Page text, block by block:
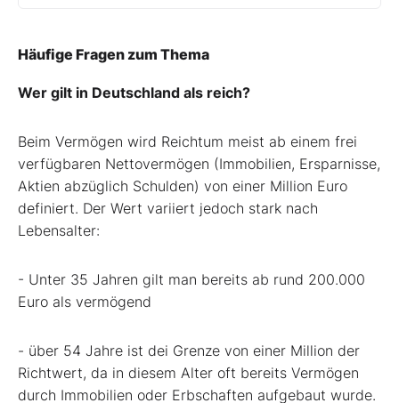
Häufige Fragen zum Thema
Wer gilt in Deutschland als reich?
Beim Vermögen wird Reichtum meist ab einem frei
verfügbaren Nettovermögen (Immobilien, Ersparnisse,
Aktien abzüglich Schulden) von einer Million Euro
definiert. Der Wert variiert jedoch stark nach
Lebensalter:
- Unter 35 Jahren gilt man bereits ab rund 200.000
Euro als vermögend
- über 54 Jahre ist dei Grenze von einer Million der
Richtwert, da in diesem Alter oft bereits Vermögen
durch Immobilien oder Erbschaften aufgebaut wurde.